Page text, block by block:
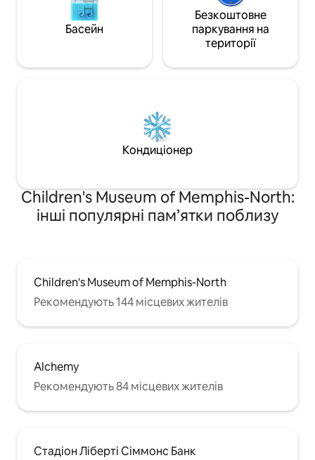
Басейн
Безкоштовне
паркування на
території
Кондиціонер
Children's Museum of Memphis-North:
інші популярні пам’ятки поблизу
Children's Museum of Memphis-North
Рекомендують 144 місцевих жителів
Alchemy
Рекомендують 84 місцевих жителів
Стадіон Ліберті Сіммонс Банк